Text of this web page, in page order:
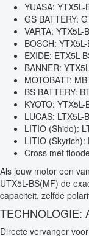
YUASA: YTX5L-
GS BATTERY:
VARTA:
BOSCH:
EXIDE: ETX5L-
BANNER:
MOTOBATT:
BS BATTERY:
KYOTO: YTX5L-
LUCAS: LTX5L-
LITIO (Shido):
LITIO (Skyrich):
Cross met
Als jouw motor een
UTX5L-BS(MF) de
capaciteit, zelfde
TECHNOLOGIE:
Directe vervanger